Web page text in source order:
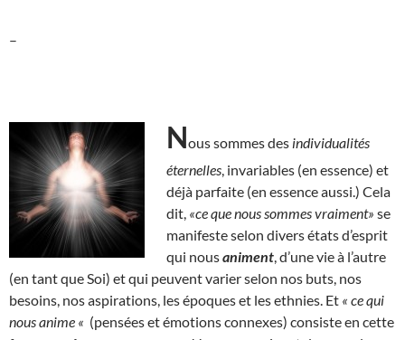
–
Nous sommes des individualités
éternelles , invariables (en essence) et
déjà parfaite (en essence aussi.) Cela
dit, «ce que nous sommes vraiment» se
manifeste selon divers états d’esprit
qui nousaniment , d’une vie à l’autre
(en tant que Soi) et qui peuvent varier selon nos buts, nos
besoins, nos aspirations, les époques et les ethnies. Et « ce qui
nous anime « (pensées et émotions connexes) consiste en cette